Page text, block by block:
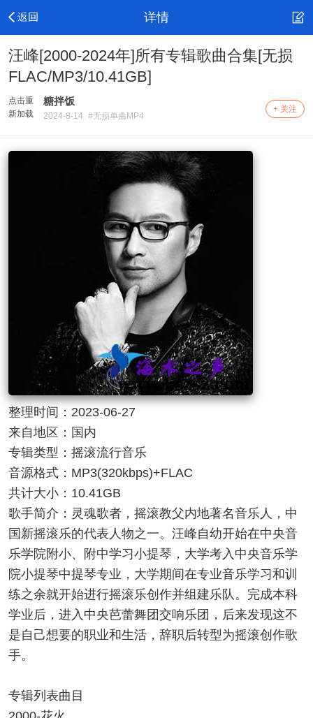
详情
汪峰[2000-2024年]所有专辑歌曲合集[无损
FLAC/MP3/10.41GB]
点击重
新加载
糖拌饭
2024-8-14 #无损单曲MP4
+ 关注
整理时间：2023-06-27
来自地区：国内
专辑类型：摇滚流行音乐
音源格式：MP3(320kbps)+FLAC
共计大小：10.41GB
歌手简介：灵魂歌者，摇滚教父内地著名音乐人，中
国新摇滚乐的代表人物之一。汪峰自幼开始在中央音
乐学院附小、附中学习小提琴，大学考入中央音乐学
院小提琴中提琴专业，大学期间在专业音乐学习和训
练之余就开始进行摇滚乐创作并组建乐队。完成本科
学业后，进入中央芭蕾舞团交响乐团，后来发现这不
是自己想要的职业和生活，辞职后转型为摇滚创作歌
手。
专辑列表曲目